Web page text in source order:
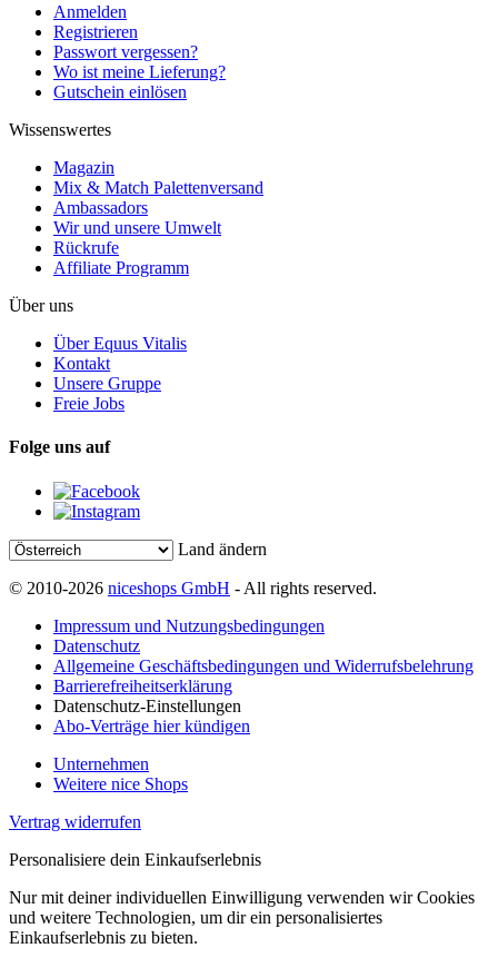
Anmelden
Registrieren
Passwort vergessen?
Wo ist meine Lieferung?
Gutschein einlösen
Wissenswertes
Magazin
Mix & Match Palettenversand
Ambassadors
Wir und unsere Umwelt
Rückrufe
Affiliate Programm
Über uns
Über Equus Vitalis
Kontakt
Unsere Gruppe
Freie Jobs
Folge uns auf
Land ändern
© 2010-2026 niceshops GmbH - All rights reserved.
Impressum und Nutzungsbedingungen
Datenschutz
Allgemeine Geschäftsbedingungen und Widerrufsbelehrung
Barrierefreiheitserklärung
Datenschutz-Einstellungen
Abo-Verträge hier kündigen
Unternehmen
Weitere nice Shops
Vertrag widerrufen
Personalisiere dein Einkaufserlebnis
Nur mit deiner individuellen Einwilligung verwenden wir Cookies
und weitere Technologien, um dir ein personalisiertes
Einkaufserlebnis zu bieten.